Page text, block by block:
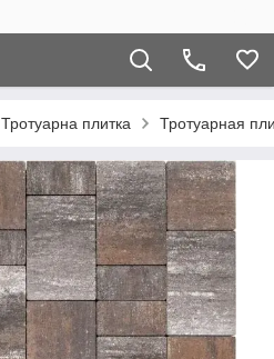
Тротуарна плитка Тротуарная